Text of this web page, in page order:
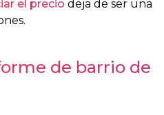
el precio deja de ser una
de barrio de